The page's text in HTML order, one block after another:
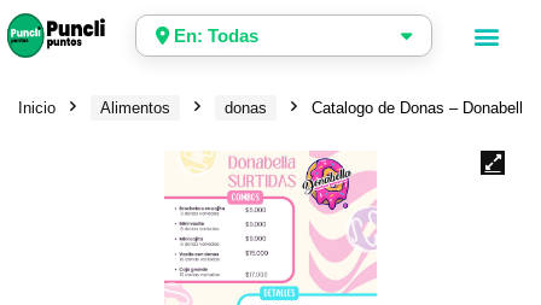
En: Todas
Inicio Alimentos donas Catalogo de Donas – Donabella